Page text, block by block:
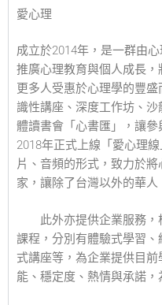
愛心理
成立於2014年，是一群由
推廣心理教育與個人成長
更多人受惠於心理學的豐
識性講座、深度工作坊、
體讀書會「心書匯」，讓參
2018年正式上線「愛心理
片、音頻的形式，致力於
家，讓除了台灣以外的華人
此外亦提供企業服務，
課程，分別有體驗式學習
式講座等，為企業提供目
能、穩定度、熱情與承諾，